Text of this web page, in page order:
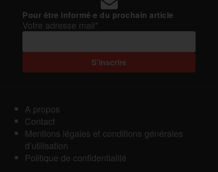
Pour être informé·e du prochain article
Votre adresse mail*
A propos
Contact
Mentions légales et conditions générales
d’utilisation
Politique de confidentialité